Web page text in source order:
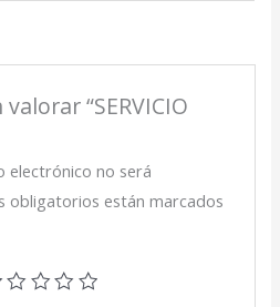
“SERVICIO
electrónico no será
obligatorios están marcados